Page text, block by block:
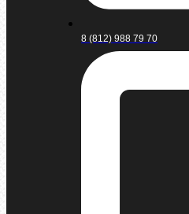
8 (812) 988 79 70